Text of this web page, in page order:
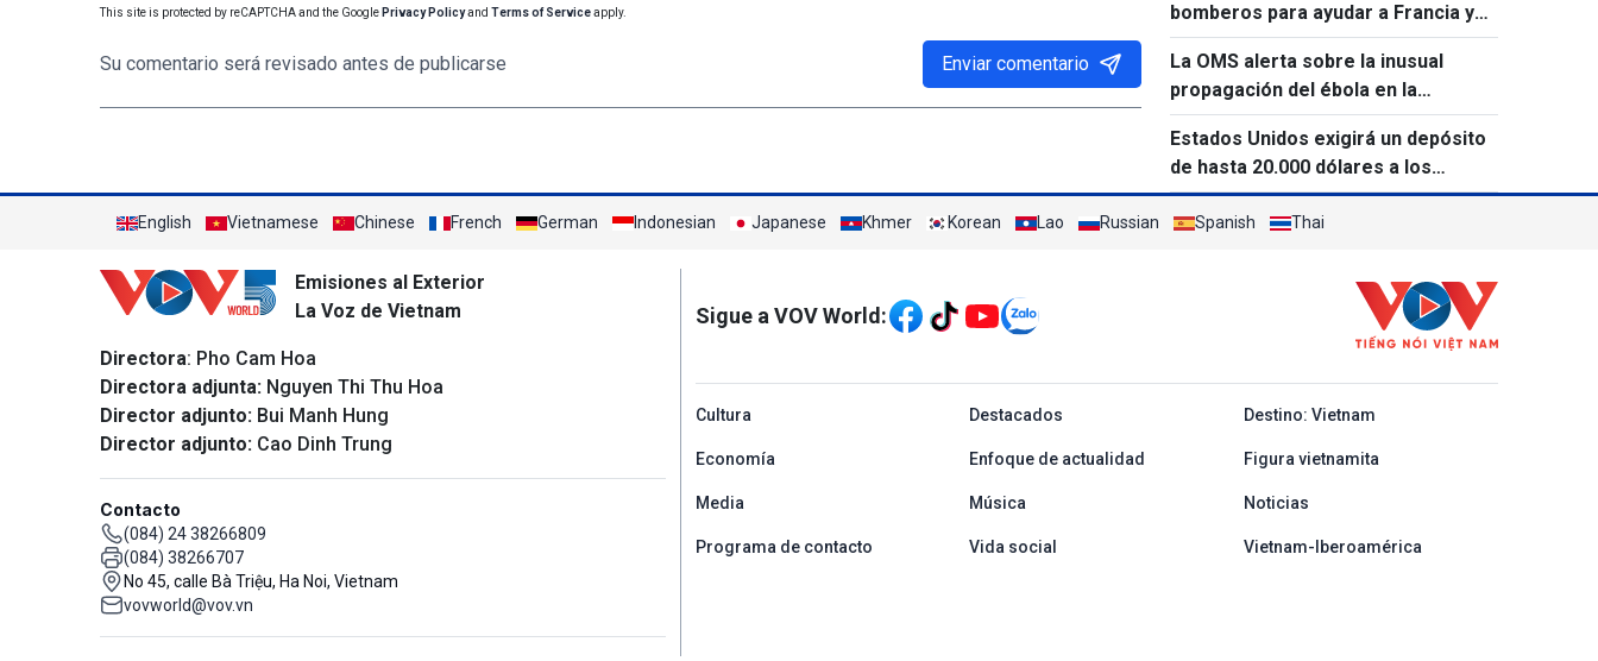
This site is protected by reCAPTCHA and the Google Privacy Policyand Terms of Serviceapply.
Su comentario será revisado antes de publicarse Enviar comentario
bomberos para ayudar a Francia y
España a combatir los incendios
forestales
La OMS alerta sobre la inusual
propagación del ébola en la
República Democrática del Congo
Estados Unidos exigirá un depósito
de hasta 20.000 dólares a los
solicitantes de visado de 50 países
English Vietnamese Chinese French German Indonesian Japanese Khmer Korean Lao Russian Spanish Thai
Emisiones al Exterior
La Voz de Vietnam
Directora: Pho Cam Hoa
Directora adjunta: Nguyen Thi Thu Hoa
Director adjunto: Bui Manh Hung
Director adjunto: Cao Dinh Trung
Contacto
(084) 24 38266809
(084) 38266707
No 45, calle Bà Triệu, Ha Noi, Vietnam
vovworld@vov.vn
Mạng xã hội
Sigue a VOV World:
menu footer tiếng Tây ban nha
Cultura Destacados Destino: Vietnam
Economía Enfoque de actualidad Figura vietnamita
Media Música Noticias
Programa de contacto Vida social Vietnam-Iberoamérica